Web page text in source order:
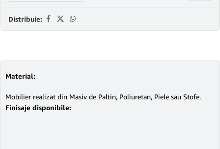
Distribuie:
Material:
Mobilier realizat din Masiv de Paltin, Poliuretan, Piele sau Stofe.
Finisaje disponibile: